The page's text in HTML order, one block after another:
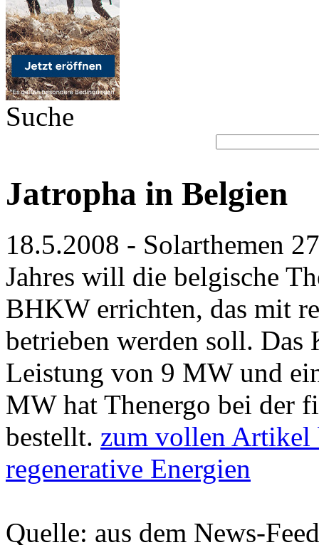
Suche
Jatropha in Belgien
18.5.2008 - Solarthemen
Jahres will die belgische
BHKW errichten, das mit
betrieben werden soll.
Leistung von 9 MW und
MW hat Thenergo bei der
bestellt. zum vollen Artikel
regenerative Energien
Quelle: aus dem News-